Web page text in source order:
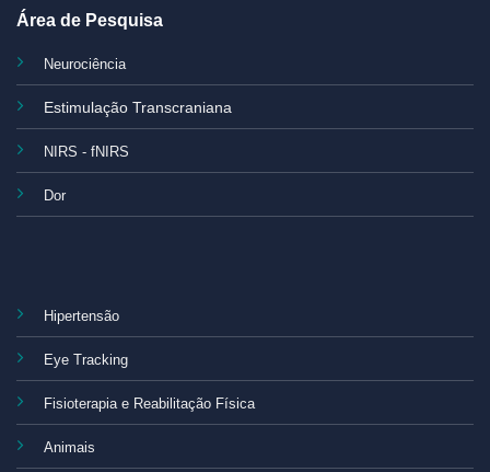
Área de Pesquisa
Neurociência
Estimulação Transcraniana
NIRS - fNIRS
Dor
Hipertensão
Eye Tracking
Fisioterapia e Reabilitação Física
Animais